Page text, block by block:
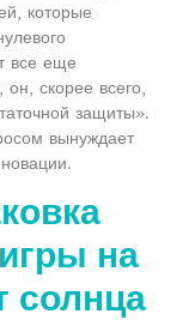
которые
все еще
он, скорее всего,
защиты».
вынуждает
на
солнца